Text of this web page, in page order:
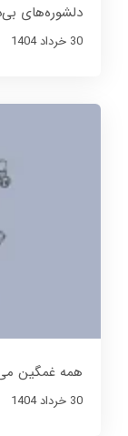
دلشوره‌های
30 خرداد 1404
همه غمگین
30 خرداد 1404